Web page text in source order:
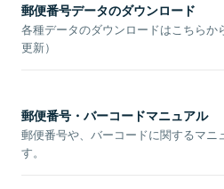
郵便番号データのダウンロード
各種データのダウンロードはこちらか
更新）
郵便番号・バーコードマニュアル
郵便番号や、バーコードに関するマニ
す。